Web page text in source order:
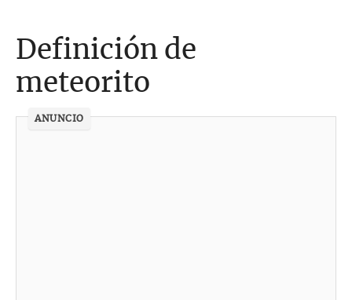
Definición de
meteorito
ANUNCIO